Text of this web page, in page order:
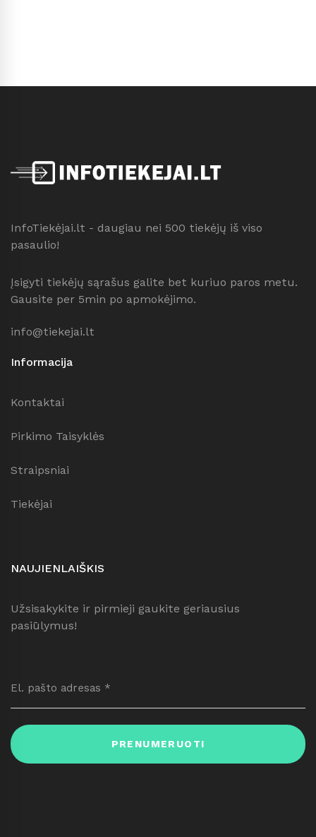
InfoTiekėjai.lt - daugiau nei 500 tiekėjų iš viso
pasaulio!
Įsigyti tiekėjų sąrašus galite bet kuriuo paros metu.
Gausite per 5min po apmokėjimo.
info@tiekejai.lt
Informacija
Kontaktai
Pirkimo Taisyklės
Straipsniai
Tiekėjai
NAUJIENLAIŠKIS
Užsisakykite ir pirmieji gaukite geriausius
pasiūlymus!
PRENUMERUOTI